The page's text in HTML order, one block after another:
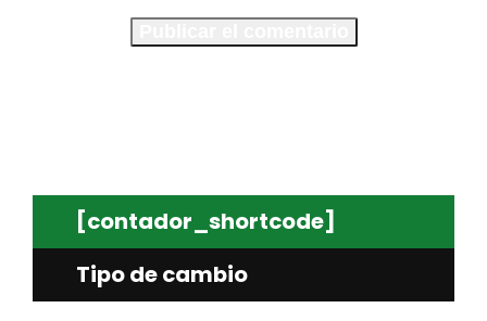
[contador_shortcode]
Tipo de cambio